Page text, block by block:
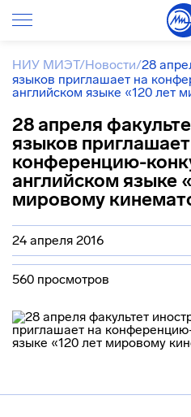
НИУ МИЭТ/Новости/28
языков приглашает на
английском языке «120 лет
28 апреля
языков
конференцию-
английском языке
мировому
24 апреля 2016
560 просмотров